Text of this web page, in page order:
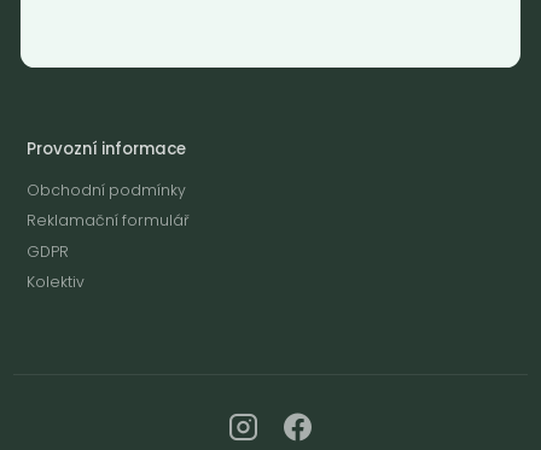
Neděle - zavřeno
Provozní informace
Obchodní podmínky
Reklamační formulář
GDPR
Kolektiv